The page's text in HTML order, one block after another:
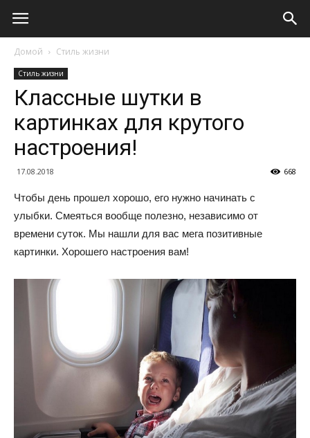
Домой Стиль жизни
Стиль жизни
Классные шутки в
картинках для крутого
настроения!
17.08.2018 668
Чтобы день прошел хорошо, его нужно начинать с
улыбки. Смеяться вообще полезно, независимо от
времени суток. Мы нашли для вас мега позитивные
картинки. Хорошего настроения вам!